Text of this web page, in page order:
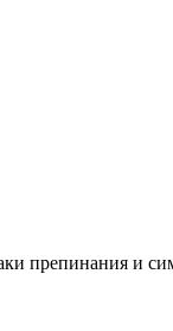
препинания и